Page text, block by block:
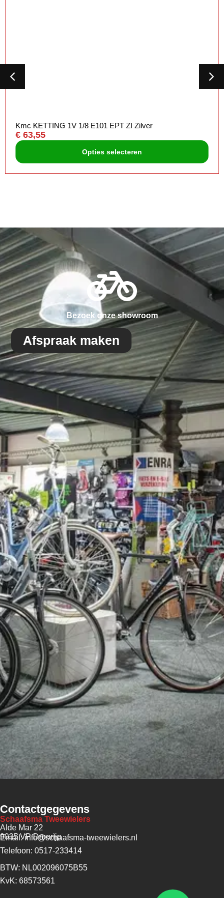
Kmc KETTING 1V 1/8 E101 EPT ZI Zilver
€ 63,55
Opties selecteren
Bezoek onze showroom
Afspraak maken
Contactgegevens
Schaafsma Tweewielers
Alde Mar 22
9035 VP Dronrijp
Email: info@schaafsma-tweewielers.nl
Telefoon: 0517-233414
BTW: NL002096075B55
KvK: 68573561